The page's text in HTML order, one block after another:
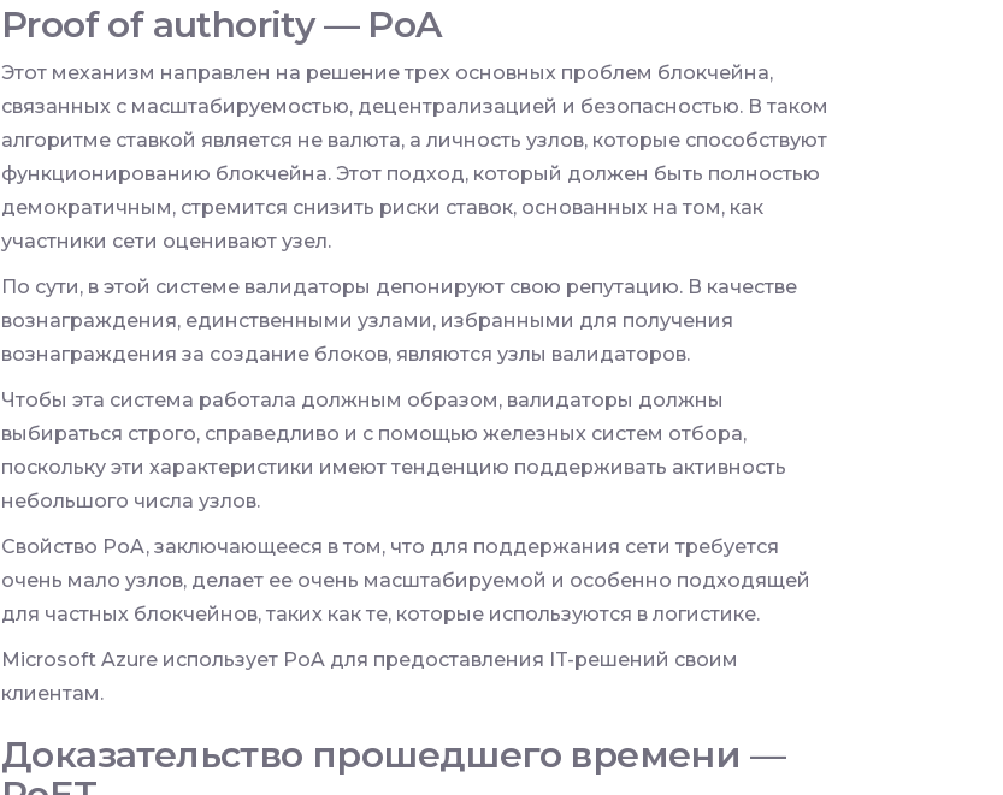
Proof of authority — PoA
Этот механизм направлен на решение трех основных проблем блокчейна,
связанных с масштабируемостью, децентрализацией и безопасностью. В таком
алгоритме ставкой является не валюта, а личность узлов, которые способствуют
функционированию блокчейна. Этот подход, который должен быть полностью
демократичным, стремится снизить риски ставок, основанных на том, как
участники сети оценивают узел.
По сути, в этой системе валидаторы депонируют свою репутацию. В качестве
вознаграждения, единственными узлами, избранными для получения
вознаграждения за создание блоков, являются узлы валидаторов.
Чтобы эта система работала должным образом, валидаторы должны
выбираться строго, справедливо и с помощью железных систем отбора,
поскольку эти характеристики имеют тенденцию поддерживать активность
небольшого числа узлов.
Свойство PoA, заключающееся в том, что для поддержания сети требуется
очень мало узлов, делает ее очень масштабируемой и особенно подходящей
для частных блокчейнов, таких как те, которые используются в логистике.
Microsoft Azure использует PoA для предоставления IT-решений своим
клиентам.
Доказательство прошедшего времени —